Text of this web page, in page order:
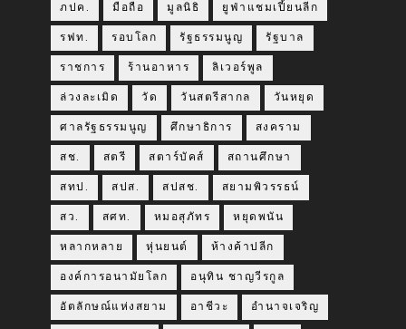
ภปค. มือถือ มูลนิธิ ยูฟ่าแชมเปี้ยนลีก
รฟท. รอบโลก รัฐธรรมนูญ รัฐบาล
ราชการ ร้านอาหาร ลิเวอร์พูล
ล่วงละเมิด วัด วันสตรีสากล วันหยุด
ศาลรัฐธรรมนูญ ศึกษาธิการ สงคราม
สช. สตรี สตาร์บัคส์ สถานศึกษา
สทป. สปส. สปสช. สยามพิวรรธน์
สว. สศท. หมอสุภัทร หยุดพนัน
หลากหลาย หุ่นยนต์ ห้างค้าปลีก
องค์การอนามัยโลก อนุทิน ชาญวีรกูล
อัตลักษณ์แห่งสยาม อาชีวะ อำนาจเจริญ